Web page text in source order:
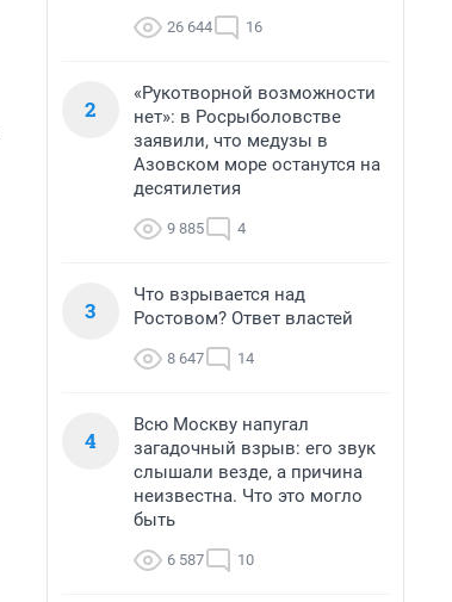
26 644 16
2
«Рукотворной возможности
нет»: в Росрыболовстве
заявили, что медузы в
Азовском море останутся на
десятилетия
9 885 4
3
Что взрывается над
Ростовом? Ответ властей
8 647 14
4
Всю Москву напугал
загадочный взрыв: его звук
слышали везде, а причина
неизвестна. Что это могло
быть
6 587 10